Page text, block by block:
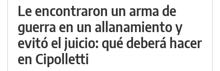
Le encontraron un arma de
guerra en un allanamiento y
evitó el juicio: qué deberá hacer
en Cipolletti